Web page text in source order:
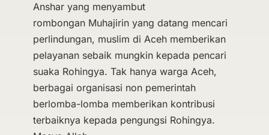
Anshar yang menyambut
rombongan Muhajirin yang datang mencari
perlindungan, muslim di Aceh memberikan
pelayanan sebaik mungkin kepada pencari
suaka Rohingya. Tak hanya warga Aceh,
berbagai organisasi non pemerintah
berlomba-lomba memberikan kontribusi
terbaiknya kepada pengungsi Rohingya.